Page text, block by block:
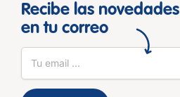
Recibe las novedades
en tu correo